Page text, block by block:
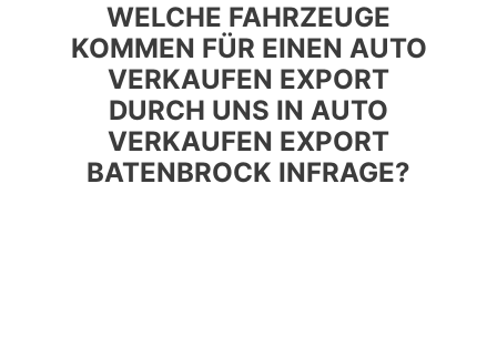
WELCHE FAHRZEUGE
KOMMEN FÜR EINEN AUTO
VERKAUFEN EXPORT
DURCH UNS IN AUTO
VERKAUFEN EXPORT
BATENBROCK INFRAGE?